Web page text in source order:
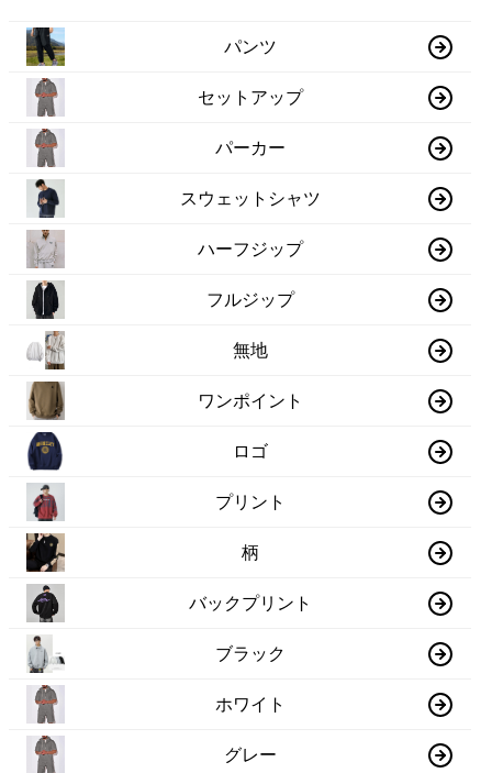
パンツ
セットアップ
パーカー
スウェットシャツ
ハーフジップ
フルジップ
無地
ワンポイント
ロゴ
プリント
柄
バックプリント
ブラック
ホワイト
グレー